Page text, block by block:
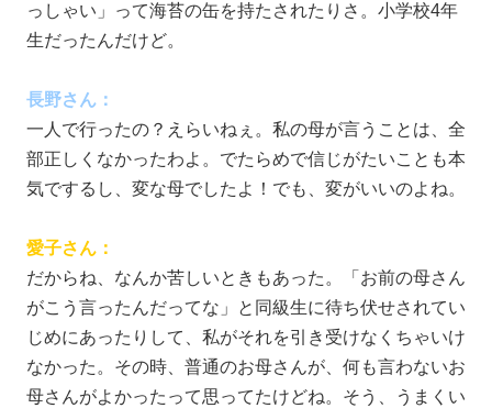
っしゃい」って海苔の缶を持たされたりさ。小学校4年
生だったんだけど。
長野さん：
一人で行ったの？えらいねぇ。私の母が言うことは、全
部正しくなかったわよ。でたらめで信じがたいことも本
気でするし、変な母でしたよ！でも、変がいいのよね。
愛子さん：
だからね、なんか苦しいときもあった。「お前の母さん
がこう言ったんだってな」と同級生に待ち伏せされてい
じめにあったりして、私がそれを引き受けなくちゃいけ
なかった。その時、普通のお母さんが、何も言わないお
母さんがよかったって思ってたけどね。そう、うまくい